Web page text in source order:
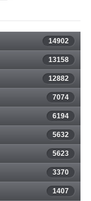
14902
13158
12882
7074
6194
5632
5623
3370
1407